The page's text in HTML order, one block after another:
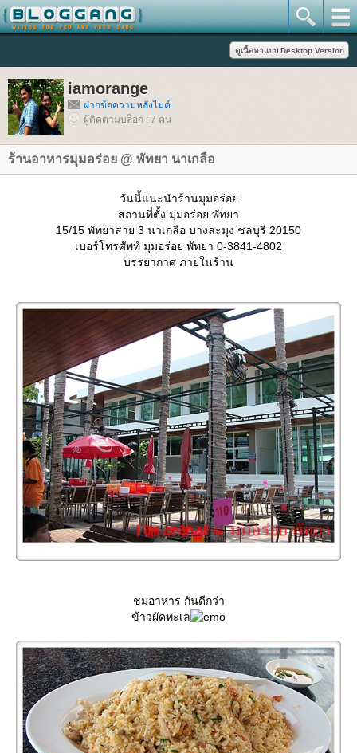
iamorange
ฝากข้อความหลังไมค์
ผู้ติดตามบล็อก : 7 คน
ร้านอาหารมุมอร่อย @ พัทยา นาเกลือ
วันนี้แนะนำร้านมุมอร่อ
สถานที่ตั้ง มุมอร่อย พัทยา
15/15 พัทยาสาย 3 นาเกลือ บางละมุง ชลบุรี 20150
เบอร์โทรศัพท์ มุมอร่อย พัทยา 0-3841-4802
บรรยากาศ ภายในร้าน
ชมอาหาร กันดีกว่า
ข้าวผัดทะเล